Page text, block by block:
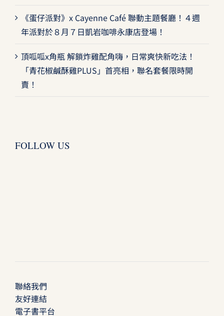
《蛋仔派對》x Cayenne Café 聯動主題餐廳！４週
年派對於８月７日凱岩咖啡永康店登場！
頂呱呱x角瓶 解鎖炸雞配角嗨，日常爽快新吃法！
「青花椒鹹酥雞PLUS」首亮相，聯名套餐限時開
賣！
FOLLOW US
聯絡我們
友好連結
電子書平台